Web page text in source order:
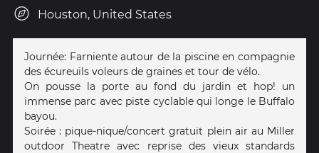
Houston, United States
Journée: Farniente autour de la piscine en compagnie
des écureuils voleurs de graines et tour de vélo.
On pousse la porte au fond du jardin et hop! un
immense parc avec piste cyclable qui longe le Buffalo
bayou.
Soirée : pique-nique/concert gratuit plein air au Miller
outdoor Theatre avec reprise des vieux standards